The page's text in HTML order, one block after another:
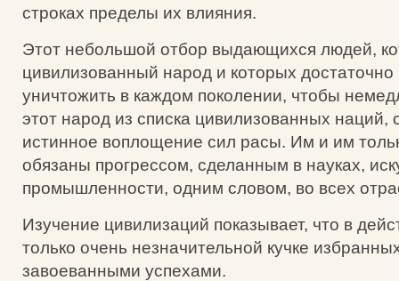
строках пределы их влияния.
Этот небольшой отбор выдающихся людей,
цивилизованный народ и которых
уничтожить в каждом поколении, чтобы
этот народ из списка цивилизованных наций,
истинное воплощение сил расы. Им и им
обязаны прогрессом, сделанным в науках,
промышленности, одним словом, во всех
Изучение цивилизаций показывает, что в
только очень незначительной кучке
завоеванными успехами.